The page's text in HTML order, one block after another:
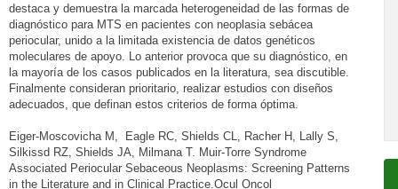
destaca y demuestra la marcada heterogeneidad de las formas de
diagnóstico para MTS en pacientes con neoplasia sebácea
periocular, unido a la limitada existencia de datos genéticos
moleculares de apoyo. Lo anterior provoca que su diagnóstico, en
la mayoría de los casos publicados en la literatura, sea discutible.
Finalmente consideran prioritario, realizar estudios con diseños
adecuados, que definan estos criterios de forma óptima.
Eiger-Moscovicha M, Eagle RC, Shields CL, Racher H, Lally S,
Silkissd RZ, Shields JA, Milmana T. Muir-Torre Syndrome
Associated Periocular Sebaceous Neoplasms: Screening Patterns
in the Literature and in Clinical Practice.Ocul Oncol